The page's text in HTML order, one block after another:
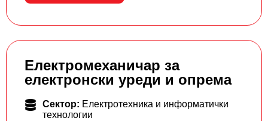
Електромеханичар за
електронски уреди и опрема
Сектор: Електротехника и информатички
технологии